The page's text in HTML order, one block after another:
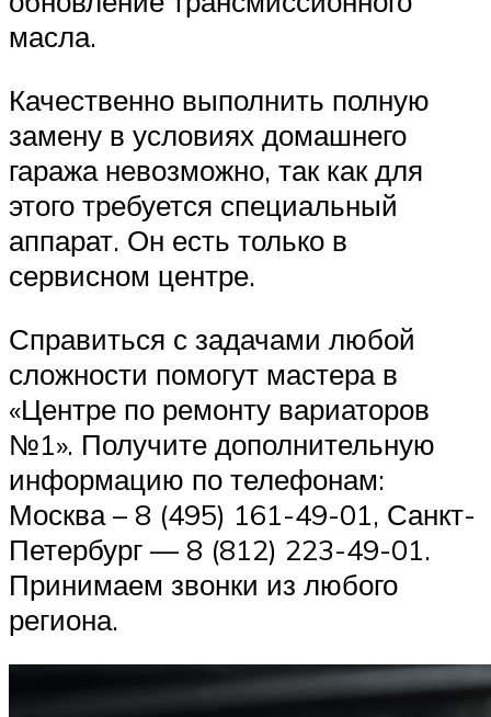
масла.
Качественно выполнить полную
замену в условиях домашнего
гаража невозможно, так как для
этого требуется специальный
аппарат. Он есть только в
сервисном центре.
Справиться с задачами любой
сложности помогут мастера в
«Центре по ремонту вариаторов
№1». Получите дополнительную
информацию по телефонам:
Москва – 8 (495) 161-49-01, Санкт-
Петербург — 8 (812) 223-49-01.
Принимаем звонки из любого
региона.